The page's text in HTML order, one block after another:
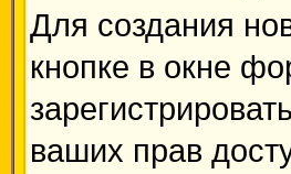
Для создания
кнопке в окне
ваших прав